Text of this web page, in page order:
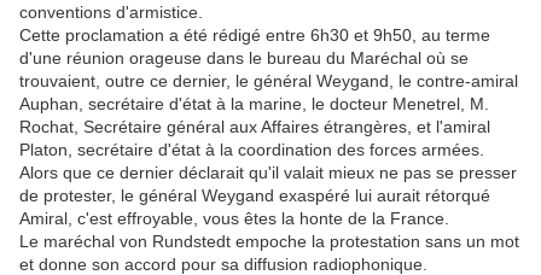
conventions d'armistice.
Cette proclamation a été rédigé entre 6h30 et 9h50, au terme
d'une réunion orageuse dans le bureau du Maréchal où se
trouvaient, outre ce dernier, le général Weygand, le contre-amiral
Auphan, secrétaire d'état à la marine, le docteur Menetrel, M.
Rochat, Secrétaire général aux Affaires étrangères, et l'amiral
Platon, secrétaire d'état à la coordination des forces armées.
Alors que ce dernier déclarait qu'il valait mieux ne pas se presser
de protester, le général Weygand exaspéré lui aurait rétorqué
Amiral, c'est effroyable, vous êtes la honte de la France.
Le maréchal von Rundstedt empoche la protestation sans un mot
et donne son accord pour sa diffusion radiophonique.